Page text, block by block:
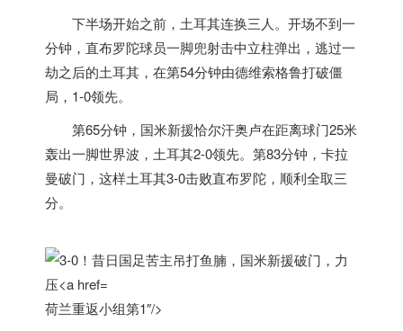
下半场开始之前，土耳其连换三人。开场不到一
分钟，直布罗陀球员一脚兜射击中立柱弹出，逃过一
劫之后的土耳其，在第54分钟由德维索格鲁打破僵
局，1-0领先。
第65分钟，国米新援恰尔汗奥卢在距离球门25米
轰出一脚世界波，土耳其2-0领先。第83分钟，卡拉
曼破门，这样土耳其3-0击败直布罗陀，顺利全取三
分。
荷兰重返小组第1″/>